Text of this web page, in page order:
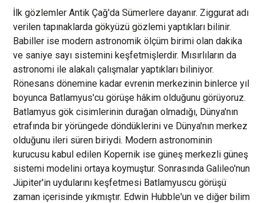
İlk gözlemler Antik Çağ'da Sümerlere dayanır. Ziggurat adı
verilen tapınaklarda gökyüzü gözlemi yaptıkları bilinir.
Babiller ise modern astronomik ölçüm birimi olan dakika
ve saniye sayı sistemini keşfetmişlerdir. Mısırlıların da
astronomi ile alakalı çalışmalar yaptıkları biliniyor.
Rönesans dönemine kadar evrenin merkezinin binlerce yıl
boyunca Batlamyus'cu görüşe hâkim olduğunu görüyoruz.
Batlamyus gök cisimlerinin durağan olmadığı, Dünya'nın
etrafında bir yörüngede döndüklerini ve Dünya'nın merkez
olduğunu ileri süren biriydi. Modern astronominin
kurucusu kabul edilen Kopernik ise güneş merkezli güneş
sistemi modelini ortaya koymuştur. Sonrasında Galileo'nun
Jüpiter'in uydularını keşfetmesi Batlamyuscu görüşü
zaman içerisinde yıkmıştır. Edwin Hubble'un ve diğer bilim